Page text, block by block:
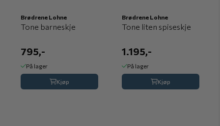
Brødrene Lohne
Tone barneskje
795,-
På lager
Kjøp
Brødrene Lohne
Tone liten spiseskje
1.195,-
På lager
Kjøp